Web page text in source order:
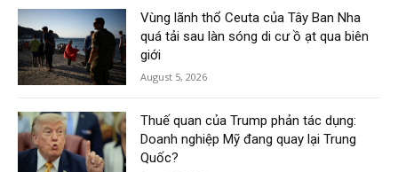
Vùng lãnh thổ Ceuta của Tây Ban Nha
quá tải sau làn sóng di cư ồ ạt qua biên
giới
August 5, 2026
Thuế quan của Trump phản tác dụng:
Doanh nghiệp Mỹ đang quay lại Trung
Quốc?